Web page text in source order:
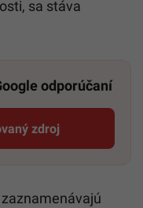
sa stáva
odporúčaní
zdroj
odkaz sa otvorí v